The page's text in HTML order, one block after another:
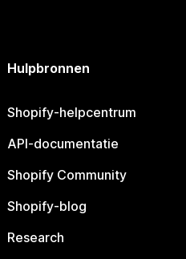
Hulpbronnen
Shopify-helpcentrum
API-documentatie
Shopify Community
Shopify-blog
Research